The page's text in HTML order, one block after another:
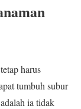
harus
tumbuh subur
ia tidak